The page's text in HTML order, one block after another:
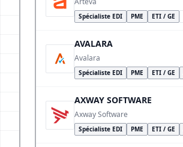
Spécialiste EDI PME ETI / GE
AVALARA
Avalara
Spécialiste EDI PME ETI / GE
AXWAY SOFTWARE
Axway Software
Spécialiste EDI PME ETI / GE